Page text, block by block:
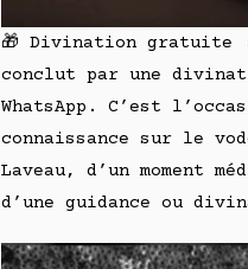
🎁 Divination gratuite
conclut par une
WhatsApp. C’est
connaissance sur le
Laveau, d’un moment
d’une guidance ou